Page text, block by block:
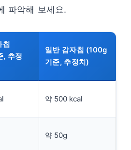
파악해 보세요.
칩
, 추정
일반 감자칩 (100g
기준, 추정치)
약 500 kcal
약 50g